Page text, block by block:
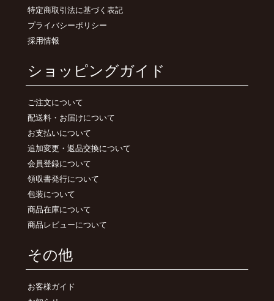
特定商取引法に基づく表記
プライバシーポリシー
採用情報
ショッピングガイド
ご注文について
配送料・お届けについて
お支払いについて
追加変更・返品交換について
会員登録について
領収書発行について
包装について
商品在庫について
商品レビューについて
その他
お客様ガイド